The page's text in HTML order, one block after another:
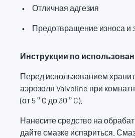
Отличная адгезия
Предотвращение износа и
Инструкции по
Перед использованием
аэрозоля Valvoline при
(от 5 ° C до 30 ° C).
Нанесите средство на
дайте смазке испариться.